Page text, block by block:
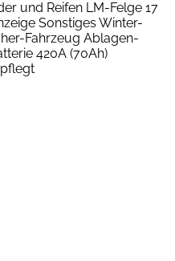
und Reifen LM-Felge 17
Sonstiges Winter-
Fahrzeug Ablagen-
420A (70Ah)